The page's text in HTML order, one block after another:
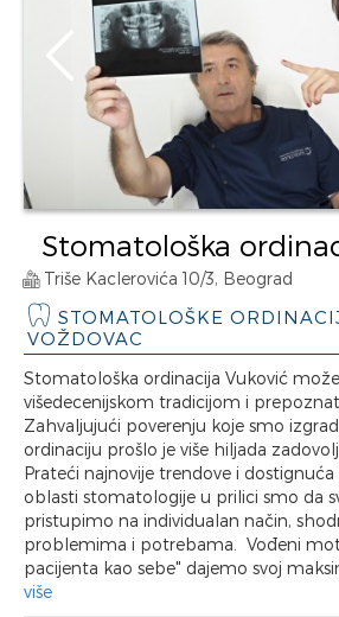
Stomatološka
Triše Kaclerovića 10/3, Beograd
STOMATOLOŠKE
VOŽDOVAC
Stomatološka ordinacija Vuković
višedecenijskom tradicijom i
Zahvaljujući poverenju koje smo
ordinaciju prošlo je više hiljada
Prateći najnovije trendove i dostignuća
oblasti stomatologije u prilici smo da
pristupimo na individualan način,
problemima i potrebama. Vođeni
pacijenta kao sebe" dajemo svoj
više